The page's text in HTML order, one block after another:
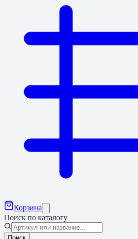
Корзина
Поиск по каталогу